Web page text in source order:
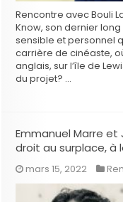
Rencontre avec Bouli
Know, son dernier
sensible et personnel
carrière de cinéaste,
anglais, sur l’île de
du projet? …
Emmanuel Marre et
droit au surplace, à
mars 15, 2022